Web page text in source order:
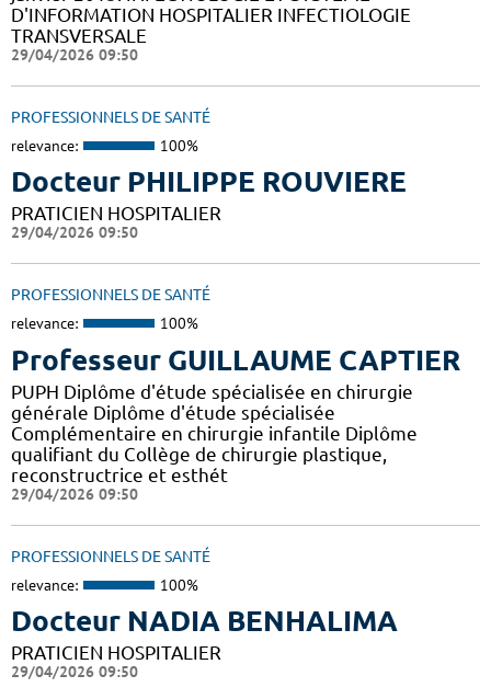
D'INFORMATION HOSPITALIER INFECTIOLOGIE
TRANSVERSALE
29/04/2026 09:50
PROFESSIONNELS DE SANTÉ
relevance: 100%
Docteur PHILIPPE ROUVIERE
PRATICIEN HOSPITALIER
29/04/2026 09:50
PROFESSIONNELS DE SANTÉ
relevance: 100%
Professeur GUILLAUME CAPTIER
PUPH Diplôme d'étude spécialisée en chirurgie
générale Diplôme d'étude spécialisée
Complémentaire en chirurgie infantile Diplôme
qualifiant du Collège de chirurgie plastique,
reconstructrice et esthét
29/04/2026 09:50
PROFESSIONNELS DE SANTÉ
relevance: 100%
Docteur NADIA BENHALIMA
PRATICIEN HOSPITALIER
29/04/2026 09:50